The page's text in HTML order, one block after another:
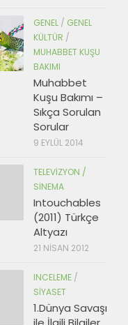
GENEL / GENEL
KÜLTÜR /
MUHABBET KUŞU
BAKIMI
Muhabbet
Kuşu Bakımı –
Sıkça Sorulan
Sorular
9 EYLÜL 2014
TELEVIZYON /
SINEMA
Intouchables
(2011) Türkçe
Altyazı
21 NISAN 2012
INCELEME /
SIYASET
1.Dünya Savaşı